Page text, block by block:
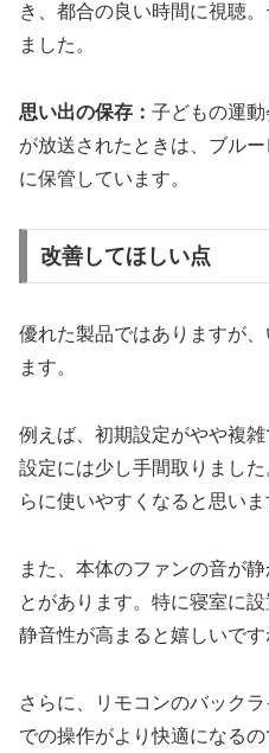
き、都合の良い時間に視聴
ました。
思い出の保存： 子どもの運
が放送されたときは、ブル
に保管しています。
改善してほしい点
優れた製品ではありますが
ます。
例えば、初期設定がやや複
設定には少し手間取りまし
らに使いやすくなると思いま
また、本体のファンの音が
とがあります。特に寝室に
静音性が高まると嬉しいです
さらに、リモコンのバック
での操作がより快適になる